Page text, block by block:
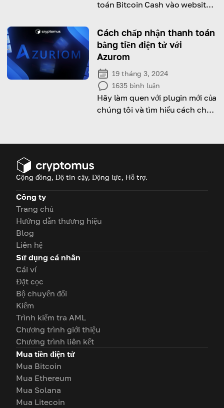
toán Bitcoin Cash vào website
bạn.
Cách chấp nhận thanh toán
bằng tiền điện tử với
Azurom
19 tháng 3, 2024
1635 bình luận
Hãy làm quen với plugin mới của
chúng tôi và tìm hiểu cách chấp
Cộng đồng, Độ tin cậy, Động lực, Hỗ trợ.
Công ty
Trang chủ
Hướng dẫn thương hiệu
Blog
Liên hệ
Sử dụng cá nhân
Cái ví
Đặt cọc
Bộ chuyển đổi
Kiếm
Trình kiểm tra AML
Chương trình giới thiệu
Chương trình liên kết
Mua tiền điện tử
Mua Bitcoin
Mua Ethereum
Mua Solana
Mua Litecoin